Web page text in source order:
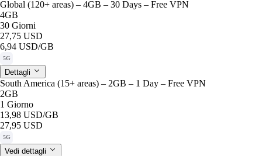
Global (120+ areas) – 4GB – 30 Days – Free VPN
4GB
30 Giorni
27,75 USD
6,94 USD/GB
5G
Dettagli
South America (15+ areas) – 2GB – 1 Day – Free VPN
2GB
1 Giorno
13,98 USD/GB
27,95 USD
5G
Vedi dettagli